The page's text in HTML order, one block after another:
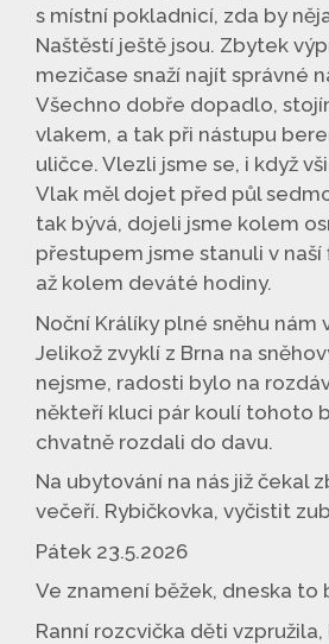
s místní pokladnicí, zda by
Naštěstí ještě jsou. Zbytek
mezičase snaží najít správné
Všechno dobře dopadlo,
vlakem, a tak při nástupu
uličce. Vlezli jsme se, i když
Vlak měl dojet před půl
tak bývá, dojeli jsme kolem
přestupem jsme stanuli v
až kolem deváté hodiny.
Noční Králíky plné sněhu nám
Jelikož zvyklí z Brna na
nejsme, radosti bylo na
někteří kluci pár koulí tohoto
chvatně rozdali do davu.
Na ubytování na nás již čekal
večeří. Rybičkovka, vyčistit
Pátek 23.5.2026
Ve znamení běžek, dneska to
Ranní rozcvička děti vzpružila,